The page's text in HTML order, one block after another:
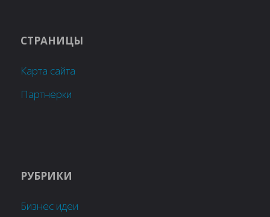
СТРАНИЦЫ
Карта сайта
Партнёрки
РУБРИКИ
Бизнес идеи